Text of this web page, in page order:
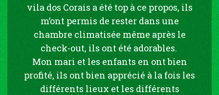
vila dos Corais a été top à ce propos, ils
m’ont permis de rester dans une
chambre climatisée même après le
check-out, ils ont été adorables.
Mon mari et les enfants en ont bien
profité, ils ont bien apprécié à la fois les
différents lieux et les différents